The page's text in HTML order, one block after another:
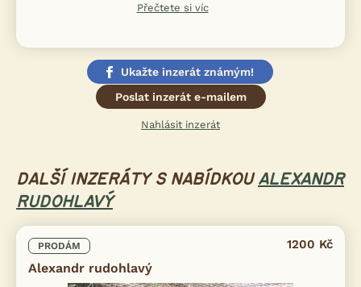
Přečtete si víc
Ukažte inzerát známým!
Poslat inzerát e-mailem
Nahlásit inzerát
DALŠÍ INZERÁTY S NABÍDKOU ALEXANDR
RUDOHLAVÝ
PRODÁM
Alexandr rudohlavý
1200 Kč